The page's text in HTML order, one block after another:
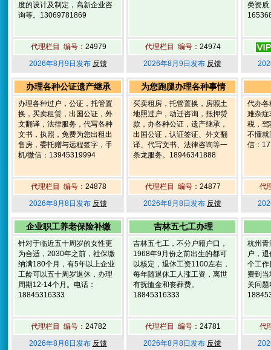
度的设计及制定，高新企业咨
询等。13069781869
代理栏目 编号： 24979
2026年8月9日发布 反馈
代理栏目 编号： 24974
2026年8月9日发布 反馈
类资质
办理各种公证遗产继承
办理各种过户，公证，托管置
换，买卖租赁，出国公证，外
文翻译，法律服务，代写各种
文书，执照，免费为您出租出
售房，委托赠与远程签字，手
机/微信：13945319994
代理栏目 编号： 24878
2026年8月8日发布 反馈
为您跑腿办理各种事情
买卖租房，托管置换，房照土
地照过户，动迁咨询，抵押贷
款，办各种公证，遗产继承，
出国公证，认证签证、外文翻
译、代写文书、法律咨询等一
条龙服务。18946341888
代理栏目 编号： 24877
2026年8月8日发布 反馈
代办各
难杂症
税，驾
不懂就
信：
代
企业职工养老保险补缴
针对于临近五十周岁的女性更
为合适，2030年之前，社保缴
纳满180个月，有5年以上企业
工龄可以五十周岁退休，办理
周期12-14个月。电话：
18845316333
代理栏目 编号： 24782
2026年8月8日发布 反馈
吉林五七工办理
吉林五七工，不分户籍户口，
1968年9月份之前出生的都可
以核定，退休工资1100左右，
每年随退休工人涨工资，离世
有抚恤金和丧葬费。
18845316333
代理栏目 编号： 24781
2026年8月8日发布 反馈
杭州青
户，
个工作
费到
关问
代